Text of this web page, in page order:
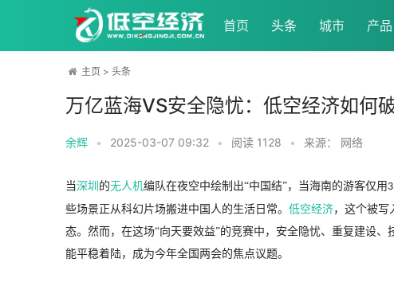
首页 头条 城市 产品
主页 > 头条
万亿蓝海VS安全隐忧：低空经济如何
余辉 • 2025-03-07 09:32 • 阅读 1128 • 来源： 网络
当深圳 的无人机编队在夜空中绘制出“中国结”，当海南的游客仅用
些场景正从科幻片场搬进中国人的生活日常。 低空经济，这个被写
态。然而，在这场“向天要效益”的竞赛中，安全隐忧、重复建设
能平稳着陆，成为今年全国两会的焦点议题。